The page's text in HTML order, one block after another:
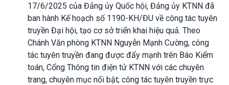
17/6/2025 của Đảng ủy Quốc hội, Đảng ủy KTNN đã
ban hành Kế hoạch số 1190-KH/ĐU về công tác tuyên
truyền Đại hội, tạo cơ sở triển khai hiệu quả. Theo
Chánh Văn phòng KTNN Nguyễn Mạnh Cường, công
tác tuyên truyền đang được đẩy mạnh trên Báo Kiểm
toán, Cổng Thông tin điện tử KTNN với các chuyên
trang, chuyên mục nổi bật; công tác tuyên truyền trực